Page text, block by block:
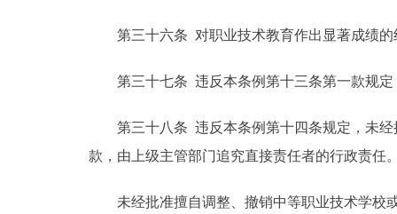
第三十六条 对职业技术教育作出显著成绩的
第三十七条 违反本条例第十三条第一款规定
第三十八条 违反本条例第十四条规定，未经
款，由上级主管部门追究直接责任者的行政责任
未经批准擅自调整、撤销中等职业技术学校或